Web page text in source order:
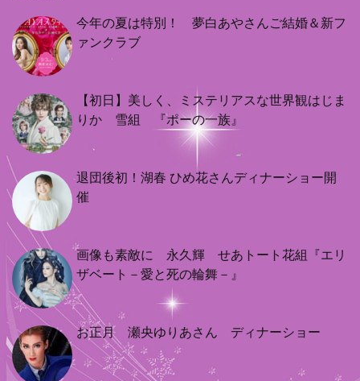
今年の夏は特別！ 夢白あやさんご結婚＆新フ
ァンクラブ
【初日】美しく、ミステリアスな世界観はじま
りか 雪組 『ポーの一族』
退団後初！湖春 ひめ花さんディナーショー開
催
画像も素敵に 永久輝 せあトート花組『エリ
ザベート－愛と死の輪舞－』
お正月 瀬央ゆりあさん ディナーショー